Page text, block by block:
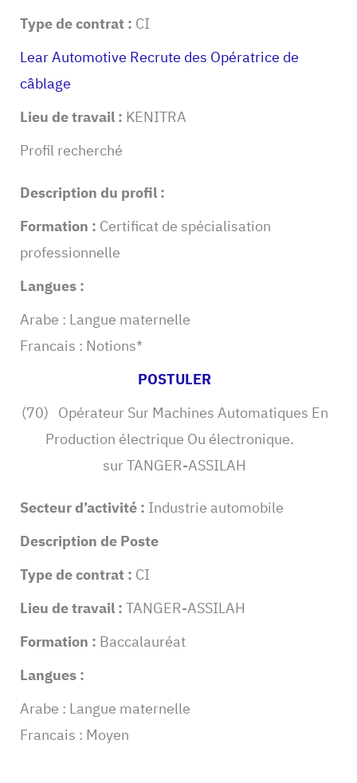
Type de contrat : CI
Lear Automotive Recrute des Opératrice de
câblage
Lieu de travail : KENITRA
Profil recherché
Description du profil :
Formation : Certificat de spécialisation
professionnelle
Langues :
Arabe : Langue maternelle
Francais : Notions*
POSTULER
(70) Opérateur Sur Machines Automatiques En
Production électrique Ou électronique.
sur TANGER-ASSILAH
Secteur d’activité : Industrie automobile
Description de Poste
Type de contrat : CI
Lieu de travail :TANGER-ASSILAH
Formation : Baccalauréat
Langues :
Arabe : Langue maternelle
Francais : Moyen